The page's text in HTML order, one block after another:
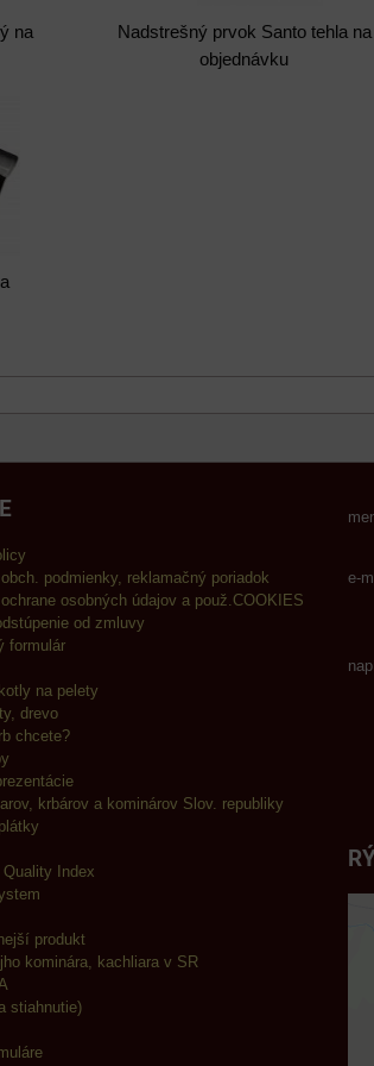
na
Nadstrešný prvok Santo tehla na
objednávku
podmienky, reklamačný poriadok
osobných údajov a použ.COOKIES
od zmluvy
formulár
na pelety
drevo
chcete?
krbárov a kominárov Slov. republiky
Index
produkt
kominára, kachliara v SR
stiahnutie)
e-